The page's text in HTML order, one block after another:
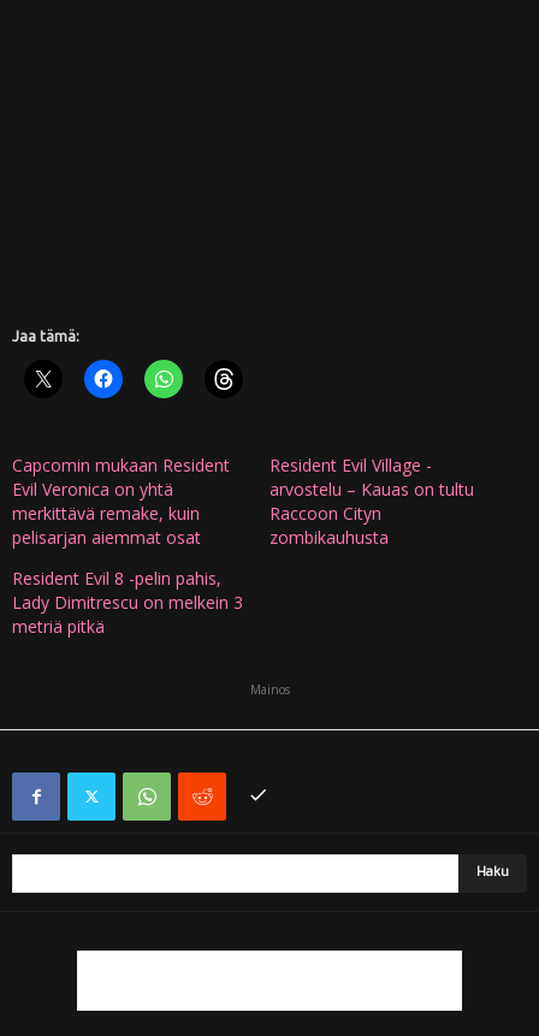
Jaa tämä:
Capcomin mukaan Resident
Evil Veronica on yhtä
merkittävä remake, kuin
pelisarjan aiemmat osat
Resident Evil Village -
arvostelu – Kauas on tultu
Raccoon Cityn
zombikauhusta
Resident Evil 8 -pelin pahis,
Lady Dimitrescu on melkein 3
metriä pitkä
Mainos